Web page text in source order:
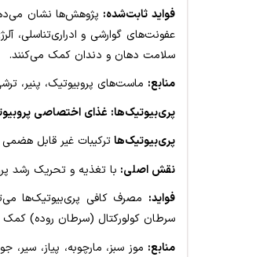
فواید ثابت‌شده:
عفونت‌های گوارشی و ادراری‌تناسلی،
سلامت دهان و دندان کمک می‌کنند.
منابع: ماست‌های پروبیوتیک، پنیر،
پری‌بیوتیک‌ها: غذای اختصاصی
پری‌بیوتیک‌هاترکیبات غیر قابل
نقش اصلی: با تغذیه و تحریک رشد
فواید: مصرف کافی پری‌بیوتیک‌ها
سرطان کولورکتال (سرطان روده) کمک
منابع: موز سبز، مارچوبه، پیاز،